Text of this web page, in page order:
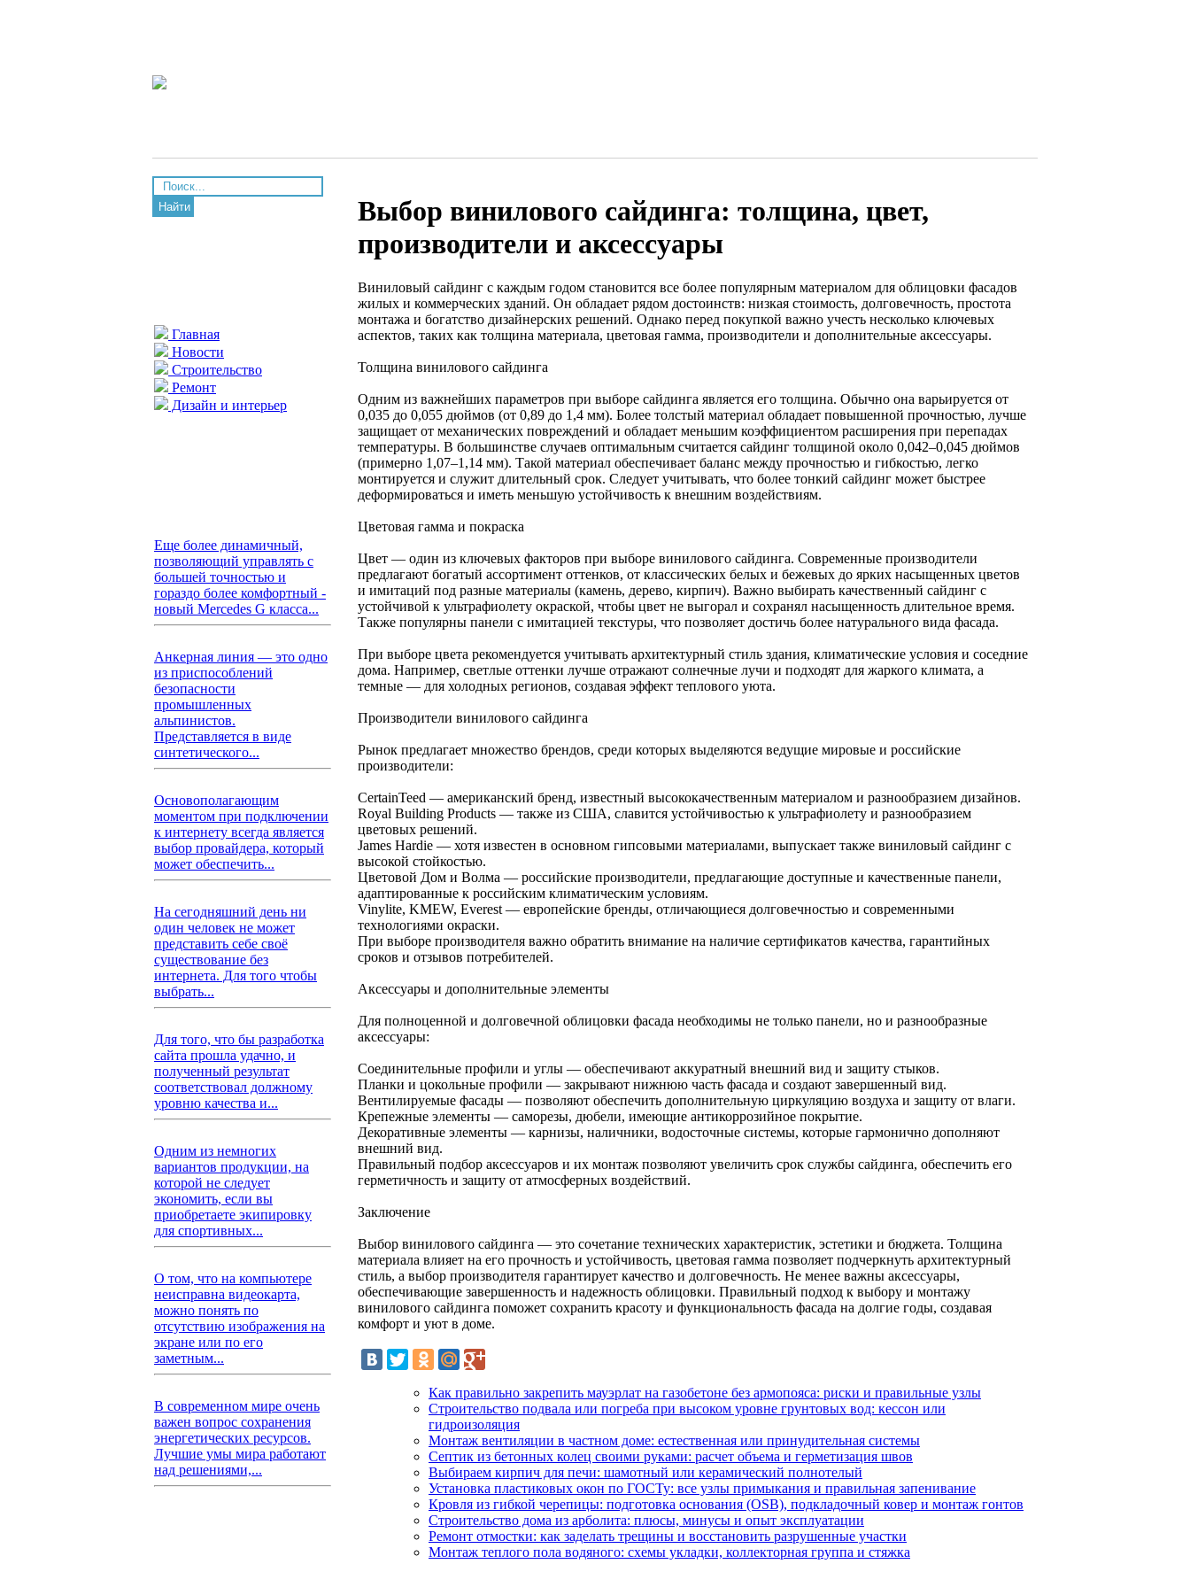
Найти
Главная
Новости
Строительство
Ремонт
Дизайн и интерьер
Еще более динамичный,
позволяющий управлять с
большей точностью и
гораздо более комфортный -
новый Mercedes G класса...
Анкерная линия — это одно
из приспособлений
безопасности
промышленных
альпинистов.
Представляется в виде
синтетического...
Основополагающим
моментом при подключении
к интернету всегда является
выбор провайдера, который
может обеспечить...
На сегодняшний день ни
один человек не может
представить себе своё
существование без
интернета. Для того чтобы
выбрать...
Для того, что бы разработка
сайта прошла удачно, и
полученный результат
соответствовал должному
уровню качества и...
Одним из немногих
вариантов продукции, на
которой не следует
экономить, если вы
приобретаете экипировку
для спортивных...
О том, что на компьютере
неисправна видеокарта,
можно понять по
отсутствию изображения на
экране или по его
заметным...
В современном мире очень
важен вопрос сохранения
энергетических ресурсов.
Лучшие умы мира работают
над решениями,...
Выбор винилового сайдинга: толщина, цвет,
производители и аксессуары
Виниловый сайдинг с каждым годом становится все более популярным материалом для облицовки фасадов
жилых и коммерческих зданий. Он обладает рядом достоинств: низкая стоимость, долговечность, простота
монтажа и богатство дизайнерских решений. Однако перед покупкой важно учесть несколько ключевых
аспектов, таких как толщина материала, цветовая гамма, производители и дополнительные аксессуары.
Толщина винилового сайдинга
Одним из важнейших параметров при выборе сайдинга является его толщина. Обычно она варьируется от
0,035 до 0,055 дюймов (от 0,89 до 1,4 мм). Более толстый материал обладает повышенной прочностью, лучше
защищает от механических повреждений и обладает меньшим коэффициентом расширения при перепадах
температуры. В большинстве случаев оптимальным считается сайдинг толщиной около 0,042–0,045 дюймов
(примерно 1,07–1,14 мм). Такой материал обеспечивает баланс между прочностью и гибкостью, легко
монтируется и служит длительный срок. Следует учитывать, что более тонкий сайдинг может быстрее
деформироваться и иметь меньшую устойчивость к внешним воздействиям.
Цветовая гамма и покраска
Цвет — один из ключевых факторов при выборе винилового сайдинга. Современные производители
предлагают богатый ассортимент оттенков, от классических белых и бежевых до ярких насыщенных цветов
и имитаций под разные материалы (камень, дерево, кирпич). Важно выбирать качественный сайдинг с
устойчивой к ультрафиолету окраской, чтобы цвет не выгорал и сохранял насыщенность длительное время.
Также популярны панели с имитацией текстуры, что позволяет достичь более натурального вида фасада.
При выборе цвета рекомендуется учитывать архитектурный стиль здания, климатические условия и соседние
дома. Например, светлые оттенки лучше отражают солнечные лучи и подходят для жаркого климата, а
темные — для холодных регионов, создавая эффект теплового уюта.
Производители винилового сайдинга
Рынок предлагает множество брендов, среди которых выделяются ведущие мировые и российские
производители:
CertainTeed — американский бренд, известный высококачественным материалом и разнообразием дизайнов.
Royal Building Products — также из США, славится устойчивостью к ультрафиолету и разнообразием
цветовых решений.
James Hardie — хотя известен в основном гипсовыми материалами, выпускает также виниловый сайдинг с
высокой стойкостью.
Цветовой Дом и Волма — российские производители, предлагающие доступные и качественные панели,
адаптированные к российским климатическим условиям.
Vinylite, KMEW, Everest — европейские бренды, отличающиеся долговечностью и современными
технологиями окраски.
При выборе производителя важно обратить внимание на наличие сертификатов качества, гарантийных
сроков и отзывов потребителей.
Аксессуары и дополнительные элементы
Для полноценной и долговечной облицовки фасада необходимы не только панели, но и разнообразные
аксессуары:
Соединительные профили и углы — обеспечивают аккуратный внешний вид и защиту стыков.
Планки и цокольные профили — закрывают нижнюю часть фасада и создают завершенный вид.
Вентилируемые фасады — позволяют обеспечить дополнительную циркуляцию воздуха и защиту от влаги.
Крепежные элементы — саморезы, дюбели, имеющие антикоррозийное покрытие.
Декоративные элементы — карнизы, наличники, водосточные системы, которые гармонично дополняют
внешний вид.
Правильный подбор аксессуаров и их монтаж позволяют увеличить срок службы сайдинга, обеспечить его
герметичность и защиту от атмосферных воздействий.
Заключение
Выбор винилового сайдинга — это сочетание технических характеристик, эстетики и бюджета. Толщина
материала влияет на его прочность и устойчивость, цветовая гамма позволяет подчеркнуть архитектурный
стиль, а выбор производителя гарантирует качество и долговечность. Не менее важны аксессуары,
обеспечивающие завершенность и надежность облицовки. Правильный подход к выбору и монтажу
винилового сайдинга поможет сохранить красоту и функциональность фасада на долгие годы, создавая
комфорт и уют в доме.
Как правильно закрепить мауэрлат на газобетоне без армопояса: риски и правильные узлы
Строительство подвала или погреба при высоком уровне грунтовых вод: кессон или
гидроизоляция
Монтаж вентиляции в частном доме: естественная или принудительная системы
Септик из бетонных колец своими руками: расчет объема и герметизация швов
Выбираем кирпич для печи: шамотный или керамический полнотелый
Установка пластиковых окон по ГОСТу: все узлы примыкания и правильная запенивание
Кровля из гибкой черепицы: подготовка основания (OSB), подкладочный ковер и монтаж гонтов
Строительство дома из арболита: плюсы, минусы и опыт эксплуатации
Ремонт отмостки: как заделать трещины и восстановить разрушенные участки
Монтаж теплого пола водяного: схемы укладки, коллекторная группа и стяжка